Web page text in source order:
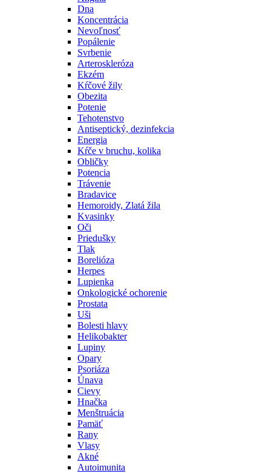
Dna
Koncentrácia
Nevoľnosť
Popálenie
Svrbenie
Arteroskleróza
Ekzém
Kŕčové žily
Obezita
Potenie
Tehotenstvo
Antiseptický, dezinfekcia
Energia
Kŕče v bruchu, kolika
Obličky
Potencia
Trávenie
Bradavice
Hemoroidy, Zlatá žila
Kvasinky
Oči
Priedušky
Tlak
Borelióza
Herpes
Lupienka
Onkologické ochorenie
Prostata
Uši
Bolesti hlavy
Helikobakter
Lupiny
Opary
Psoriáza
Únava
Cievy
Hnačka
Menštruácia
Pamäť
Rany
Vlasy
Akné
Autoimunita